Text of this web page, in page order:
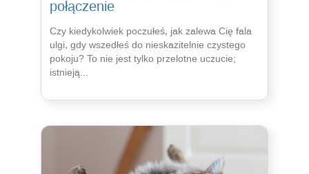
połączenie
Czy kiedykolwiek poczułeś, jak zalewa Cię fala
ulgi, gdy wszedłeś do nieskazitelnie czystego
pokoju? To nie jest tylko przelotne uczucie;
istnieją...